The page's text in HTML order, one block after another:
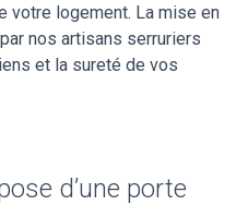
votre logement. La mise en
nos artisans serruriers
et la sureté de vos
d’une porte